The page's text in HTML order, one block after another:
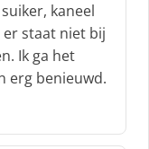
kaneel
staat niet bij
Ik ga het
erg benieuwd.